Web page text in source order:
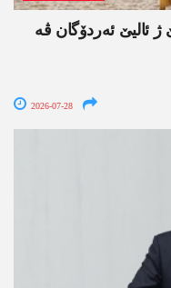
ئالیێ ئەردۆگان ڤە
2026-07-28